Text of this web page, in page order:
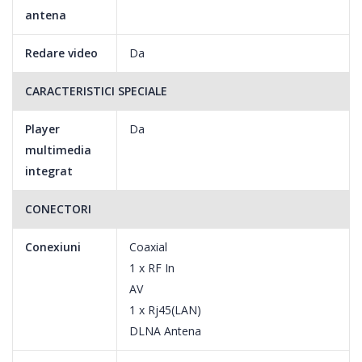
antena
Redare video Da
CARACTERISTICI SPECIALE
Player
multimedia
integrat
Da
CONECTORI
Conexiuni
Coaxial
1 x RF In
AV
1 x Rj45(LAN)
DLNA Antena